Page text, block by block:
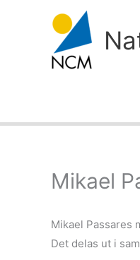
Mikael
Mikael Passares
Det delas ut i